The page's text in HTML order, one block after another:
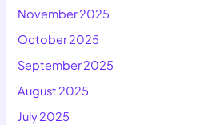
November 2025
October 2025
September 2025
August 2025
July 2025